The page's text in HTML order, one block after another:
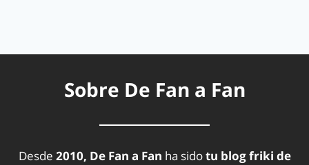
Sobre De Fan a Fan
Desde 2010, De Fan a Fan ha sidotu blog friki de